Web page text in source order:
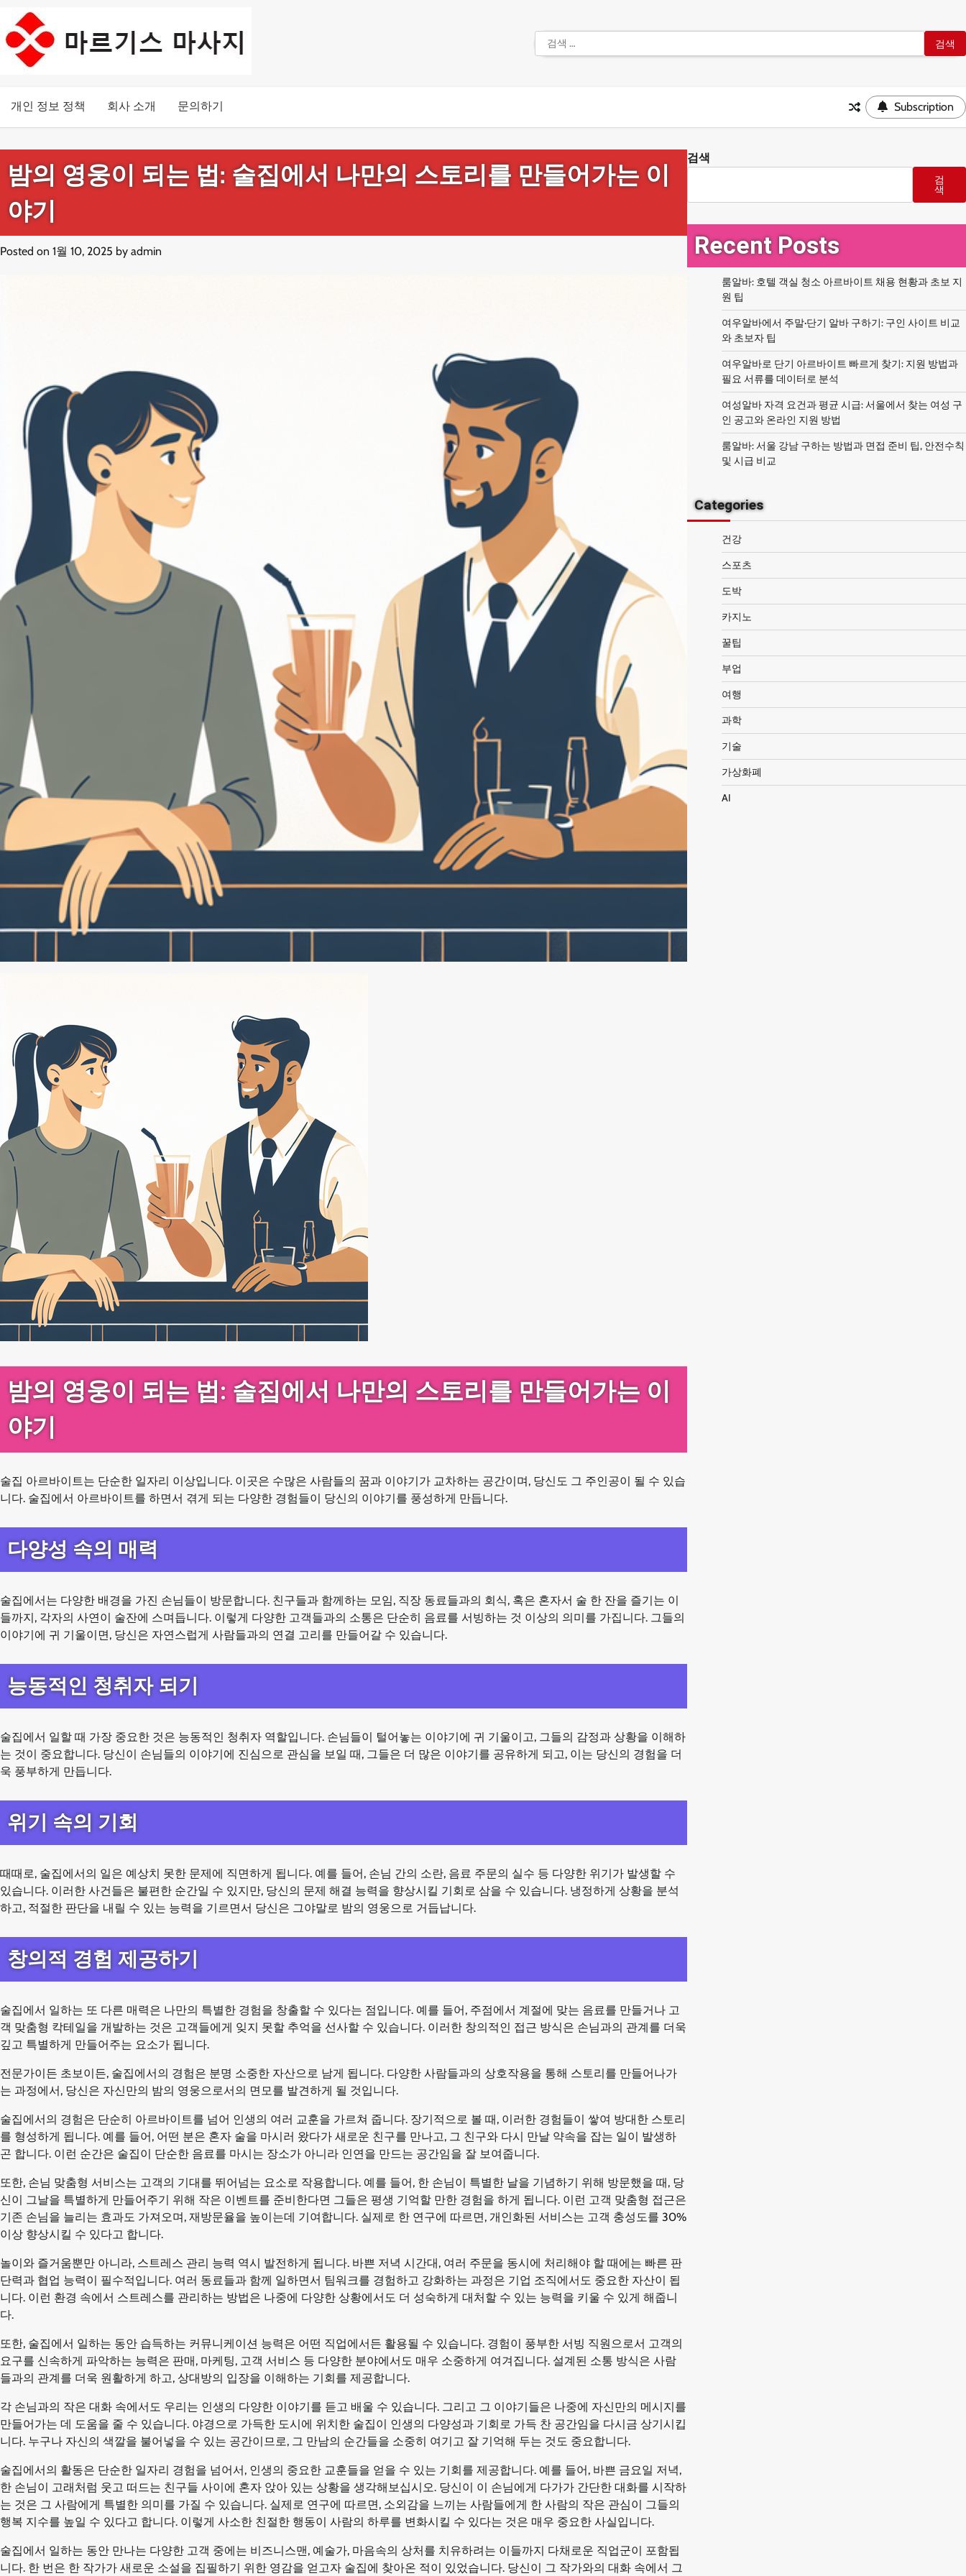
content
색:
개인 정보 정책 회사 소개 문의하기 Subscription
밤의 영웅이 되는 법: 술집에서 나만의 스토리를 만들어가는 이
야기
Posted on 1월 10, 2025 by admin
밤의 영웅이 되는 법: 술집에서 나만의 스토리를 만들어가는 이
야기
술집 아르바이트는 단순한 일자리 이상입니다. 이곳은 수많은 사람들의 꿈과 이야기가 교차하는 공간이며, 당신도 그 주인공이 될 수 있습
니다. 술집에서 아르바이트를 하면서 겪게 되는 다양한 경험들이 당신의 이야기를 풍성하게 만듭니다.
다양성 속의 매력
술집에서는 다양한 배경을 가진 손님들이 방문합니다. 친구들과 함께하는 모임, 직장 동료들과의 회식, 혹은 혼자서 술 한 잔을 즐기는 이
들까지, 각자의 사연이 술잔에 스며듭니다. 이렇게 다양한 고객들과의 소통은 단순히 음료를 서빙하는 것 이상의 의미를 가집니다. 그들의
이야기에 귀 기울이면, 당신은 자연스럽게 사람들과의 연결 고리를 만들어갈 수 있습니다.
능동적인 청취자 되기
술집에서 일할 때 가장 중요한 것은 능동적인 청취자 역할입니다. 손님들이 털어놓는 이야기에 귀 기울이고, 그들의 감정과 상황을 이해하
는 것이 중요합니다. 당신이 손님들의 이야기에 진심으로 관심을 보일 때, 그들은 더 많은 이야기를 공유하게 되고, 이는 당신의 경험을 더
욱 풍부하게 만듭니다.
위기 속의 기회
때때로, 술집에서의 일은 예상치 못한 문제에 직면하게 됩니다. 예를 들어, 손님 간의 소란, 음료 주문의 실수 등 다양한 위기가 발생할 수
있습니다. 이러한 사건들은 불편한 순간일 수 있지만, 당신의 문제 해결 능력을 향상시킬 기회로 삼을 수 있습니다. 냉정하게 상황을 분석
하고, 적절한 판단을 내릴 수 있는 능력을 기르면서 당신은 그야말로 밤의 영웅으로 거듭납니다.
창의적 경험 제공하기
술집에서 일하는 또 다른 매력은 나만의 특별한 경험을 창출할 수 있다는 점입니다. 예를 들어, 주점에서 계절에 맞는 음료를 만들거나 고
객 맞춤형 칵테일을 개발하는 것은 고객들에게 잊지 못할 추억을 선사할 수 있습니다. 이러한 창의적인 접근 방식은 손님과의 관계를 더욱
깊고 특별하게 만들어주는 요소가 됩니다.
전문가이든 초보이든, 술집에서의 경험은 분명 소중한 자산으로 남게 됩니다. 다양한 사람들과의 상호작용을 통해 스토리를 만들어나가
는 과정에서, 당신은 자신만의 밤의 영웅으로서의 면모를 발견하게 될 것입니다.
술집에서의 경험은 단순히 아르바이트를 넘어 인생의 여러 교훈을 가르쳐 줍니다. 장기적으로 볼 때, 이러한 경험들이 쌓여 방대한 스토리
를 형성하게 됩니다. 예를 들어, 어떤 분은 혼자 술을 마시러 왔다가 새로운 친구를 만나고, 그 친구와 다시 만날 약속을 잡는 일이 발생하
곤 합니다. 이런 순간은 술집이 단순한 음료를 마시는 장소가 아니라 인연을 만드는 공간임을 잘 보여줍니다.
또한, 손님 맞춤형 서비스는 고객의 기대를 뛰어넘는 요소로 작용합니다. 예를 들어, 한 손님이 특별한 날을 기념하기 위해 방문했을 때, 당
신이 그날을 특별하게 만들어주기 위해 작은 이벤트를 준비한다면 그들은 평생 기억할 만한 경험을 하게 됩니다. 이런 고객 맞춤형 접근은
기존 손님을 늘리는 효과도 가져오며, 재방문율을 높이는데 기여합니다. 실제로 한 연구에 따르면, 개인화된 서비스는 고객 충성도를 30%
이상 향상시킬 수 있다고 합니다.
놀이와 즐거움뿐만 아니라, 스트레스 관리 능력 역시 발전하게 됩니다. 바쁜 저녁 시간대, 여러 주문을 동시에 처리해야 할 때에는 빠른 판
단력과 협업 능력이 필수적입니다. 여러 동료들과 함께 일하면서 팀워크를 경험하고 강화하는 과정은 기업 조직에서도 중요한 자산이 됩
니다. 이런 환경 속에서 스트레스를 관리하는 방법은 나중에 다양한 상황에서도 더 성숙하게 대처할 수 있는 능력을 키울 수 있게 해줍니
다.
또한, 술집에서 일하는 동안 습득하는 커뮤니케이션 능력은 어떤 직업에서든 활용될 수 있습니다. 경험이 풍부한 서빙 직원으로서 고객의
요구를 신속하게 파악하는 능력은 판매, 마케팅, 고객 서비스 등 다양한 분야에서도 매우 소중하게 여겨집니다. 설계된 소통 방식은 사람
들과의 관계를 더욱 원활하게 하고, 상대방의 입장을 이해하는 기회를 제공합니다.
각 손님과의 작은 대화 속에서도 우리는 인생의 다양한 이야기를 듣고 배울 수 있습니다. 그리고 그 이야기들은 나중에 자신만의 메시지를
만들어가는 데 도움을 줄 수 있습니다. 야경으로 가득한 도시에 위치한 술집이 인생의 다양성과 기회로 가득 찬 공간임을 다시금 상기시킵
니다. 누구나 자신의 색깔을 불어넣을 수 있는 공간이므로, 그 만남의 순간들을 소중히 여기고 잘 기억해 두는 것도 중요합니다.
술집에서의 활동은 단순한 일자리 경험을 넘어서, 인생의 중요한 교훈들을 얻을 수 있는 기회를 제공합니다. 예를 들어, 바쁜 금요일 저녁,
한 손님이 고래처럼 웃고 떠드는 친구들 사이에 혼자 앉아 있는 상황을 생각해보십시오. 당신이 이 손님에게 다가가 간단한 대화를 시작하
는 것은 그 사람에게 특별한 의미를 가질 수 있습니다. 실제로 연구에 따르면, 소외감을 느끼는 사람들에게 한 사람의 작은 관심이 그들의
행복 지수를 높일 수 있다고 합니다. 이렇게 사소한 친절한 행동이 사람의 하루를 변화시킬 수 있다는 것은 매우 중요한 사실입니다.
술집에서 일하는 동안 만나는 다양한 고객 중에는 비즈니스맨, 예술가, 마음속의 상처를 치유하려는 이들까지 다채로운 직업군이 포함됩
니다. 한 번은 한 작가가 새로운 소설을 집필하기 위한 영감을 얻고자 술집에 찾아온 적이 있었습니다. 당신이 그 작가와의 대화 속에서 그
검색
검
색
Recent Posts
룸알바: 호텔 객실 청소 아르바이트 채용 현황과 초보 지
원 팁
여우알바에서 주말·단기 알바 구하기: 구인 사이트 비교
와 초보자 팁
여우알바로 단기 아르바이트 빠르게 찾기: 지원 방법과
필요 서류를 데이터로 분석
여성알바 자격 요건과 평균 시급: 서울에서 찾는 여성 구
인 공고와 온라인 지원 방법
룸알바: 서울 강남 구하는 방법과 면접 준비 팁, 안전수칙
및 시급 비교
Categories
건강
스포츠
도박
카지노
꿀팁
부업
여행
과학
기술
가상화폐
AI